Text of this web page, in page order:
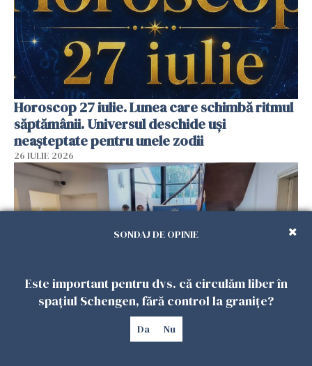
Horoscop 27 iulie. Lunea care schimbă ritmul
săptămânii. Universul deschide uși
neașteptate pentru unele zodii
26 IULIE 2026
Accidente, spitalizare sau alte urgențe?
Consulatul României la Roma promite
SONDAJ DE OPINIE
Este important pentru dvs. că circulăm liber în
spațiul Schengen, fără control la granițe?
Da Nu